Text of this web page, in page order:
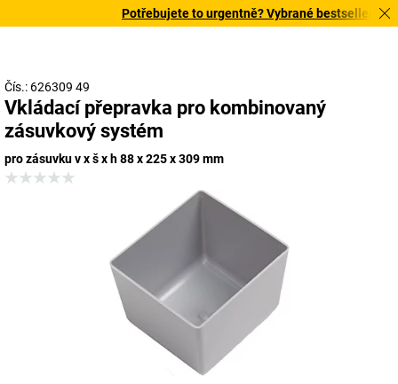
Potřebujete to urgentně? Vybrané bestsellery
Čís.: 626309 49
Vkládací přepravka pro kombinovaný
zásuvkový systém
pro zásuvku v x š x h 88 x 225 x 309 mm